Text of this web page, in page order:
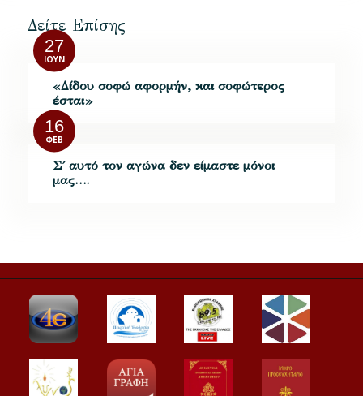
Δείτε Επίσης
27
ΙΟΎΝ
«Δίδου σοφώ αφορμήν, και σοφώτερος
έσται»
16
ΦΕΒ
Σ΄ αυτό τον αγώνα δεν είμαστε μόνοι
μας….